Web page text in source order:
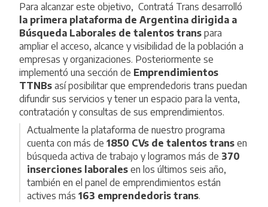
Para alcanzar este objetivo, Contratá Trans desarrolló
la primera plataforma de Argentina dirigida a
Búsqueda Laborales de talentos trans para
ampliar el acceso, alcance y visibilidad de la población a
empresas y organizaciones. Posteriormente se
implementó una sección de Emprendimientos
TTNBs así posibilitar que emprendedoris trans puedan
difundir sus servicios y tener un espacio para la venta,
contratación y consultas de sus emprendimientos.
Actualmente la plataforma de nuestro programa
cuenta con más de1850 CVs de talentos trans en
búsqueda activa de trabajo y logramos más de 370
inserciones laborales en los últimos seis año,
también en el panel de emprendimientos están
actives más163 emprendedoris trans.